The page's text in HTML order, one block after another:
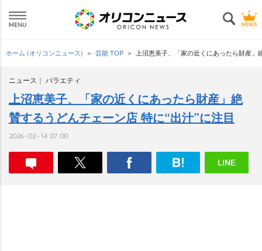
ホーム (オリコンニュース) 芸能 TOP 上沼恵美子、「家の近くにあったら財産
ニュース バラエティ
上沼恵美子、「家の近くにあったら財産」絶
賛するうどんチェーン店 特に“出汁”に注目
2026-02-14 07:00